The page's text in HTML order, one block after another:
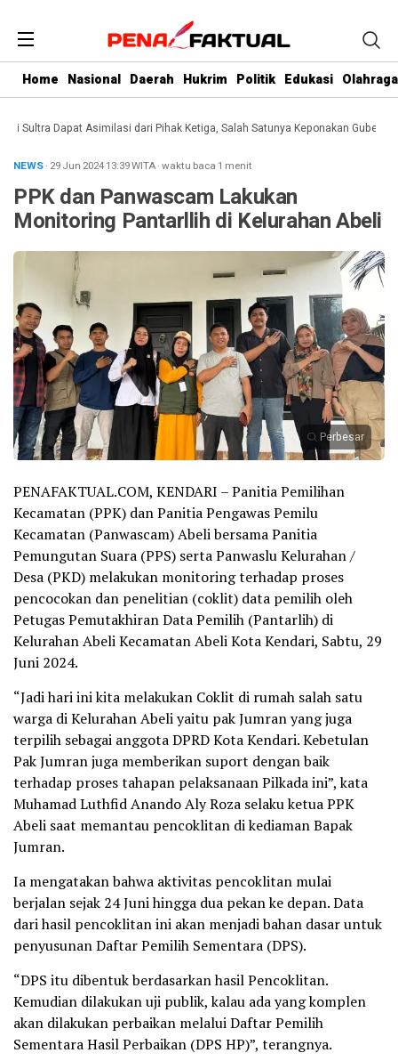
Home Nasional Daerah Hukrim Politik Edukasi Olahraga
Dapat Asimilasi dari Pihak Ketiga, Salah Satunya Keponakan Gubernur
NEWS· 29 Jun 202413:39WITA·waktu baca 1 menit
PPK dan Panwascam Lakukan
Monitoring Pantarllih di Kelurahan Abeli
Perbesar
PENAFAKTUAL.COM, KENDARI – Panitia Pemilihan
Kecamatan (PPK) dan Panitia Pengawas Pemilu
Kecamatan (Panwascam) Abeli bersama Panitia
Pemungutan Suara (PPS) serta Panwaslu Kelurahan /
Desa (PKD) melakukan monitoring terhadap proses
pencocokan dan penelitian (coklit) data pemilih oleh
Petugas Pemutakhiran Data Pemilih (Pantarlih) di
Kelurahan Abeli Kecamatan Abeli Kota Kendari, Sabtu, 29
Juni 2024.
“Jadi hari ini kita melakukan Coklit di rumah salah satu
warga di Kelurahan Abeli yaitu pak Jumran yang juga
terpilih sebagai anggota DPRD Kota Kendari. Kebetulan
Pak Jumran juga memberikan suport dengan baik
terhadap proses tahapan pelaksanaan Pilkada ini”, kata
Muhamad Luthfid Anando Aly Roza selaku ketua PPK
Abeli saat memantau pencoklitan di kediaman Bapak
Jumran.
Ia mengatakan bahwa aktivitas pencoklitan mulai
berjalan sejak 24 Juni hingga dua pekan ke depan. Data
dari hasil pencoklitan ini akan menjadi bahan dasar untuk
penyusunan Daftar Pemilih Sementara (DPS).
“DPS itu dibentuk berdasarkan hasil Pencoklitan.
Kemudian dilakukan uji publik, kalau ada yang komplen
akan dilakukan perbaikan melalui Daftar Pemilih
Sementara Hasil Perbaikan (DPS HP)”, terangnya.